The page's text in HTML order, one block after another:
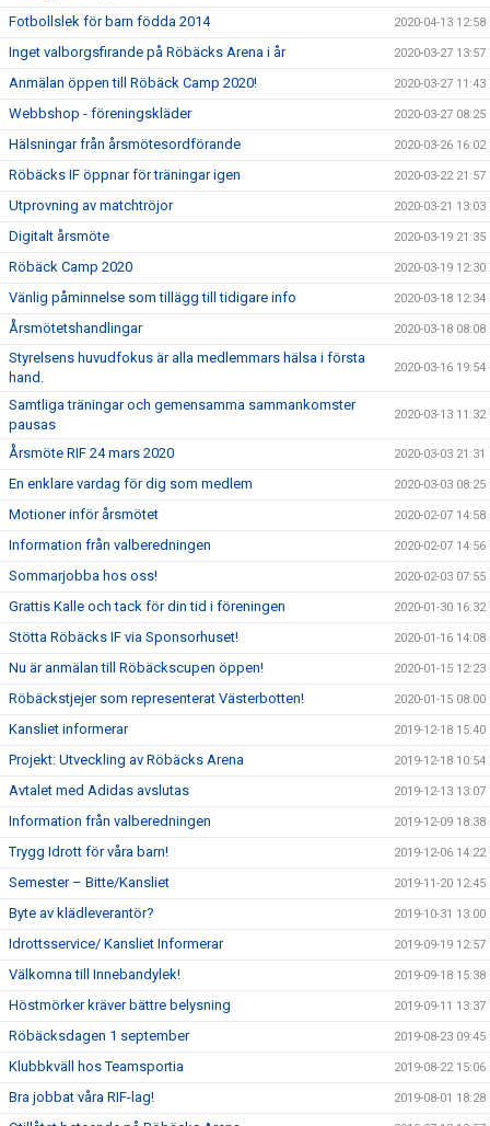
Fotbollslek för barn födda 2014 2020-04-13 12:58
Inget valborgsfirande på Röbäcks Arena i år 2020-03-27 13:57
Anmälan öppen till Röbäck Camp 2020! 2020-03-27 11:43
Webbshop - föreningskläder 2020-03-27 08:25
Hälsningar från årsmötesordförande 2020-03-26 16:02
Röbäcks IF öppnar för träningar igen 2020-03-22 21:57
Utprovning av matchtröjor 2020-03-21 13:03
Digitalt årsmöte 2020-03-19 21:35
Röbäck Camp 2020 2020-03-19 12:30
Vänlig påminnelse som tillägg till tidigare info 2020-03-18 12:34
Årsmötetshandlingar 2020-03-18 08:08
Styrelsens huvudfokus är alla medlemmars hälsa i första
hand.
2020-03-16 19:54
Samtliga träningar och gemensamma sammankomster
pausas
2020-03-13 11:32
Årsmöte RIF 24 mars 2020 2020-03-03 21:31
En enklare vardag för dig som medlem 2020-03-03 08:25
Motioner inför årsmötet 2020-02-07 14:58
Information från valberedningen 2020-02-07 14:56
Sommarjobba hos oss! 2020-02-03 07:55
Grattis Kalle och tack för din tid i föreningen 2020-01-30 16:32
Stötta Röbäcks IF via Sponsorhuset! 2020-01-16 14:08
Nu är anmälan till Röbäckscupen öppen! 2020-01-15 12:23
Röbäckstjejer som representerat Västerbotten! 2020-01-15 08:00
Kansliet informerar 2019-12-18 15:40
Projekt: Utveckling av Röbäcks Arena 2019-12-18 10:54
Avtalet med Adidas avslutas 2019-12-13 13:07
Information från valberedningen 2019-12-09 18:38
Trygg Idrott för våra barn! 2019-12-06 14:22
Semester – Bitte/Kansliet 2019-11-20 12:45
Byte av klädleverantör? 2019-10-31 13:00
Idrottsservice/ Kansliet Informerar 2019-09-19 12:57
Välkomna till Innebandylek! 2019-09-18 15:38
Höstmörker kräver bättre belysning 2019-09-11 13:37
Röbäcksdagen 1 september 2019-08-23 09:45
Klubbkväll hos Teamsportia 2019-08-22 15:06
Bra jobbat våra RIF-lag! 2019-08-01 18:28